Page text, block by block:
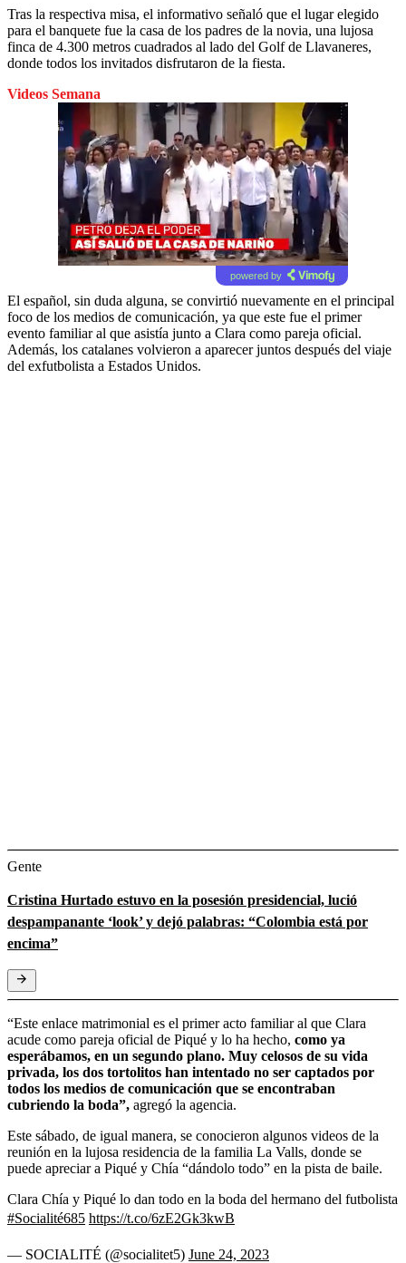
Tras la respectiva misa, el informativo señaló que el lugar elegido
para el banquete fue la casa de los padres de la novia, una lujosa
finca de 4.300 metros cuadrados al lado del Golf de Llavaneres,
donde todos los invitados disfrutaron de la fiesta.
Videos Semana
powered by
El español, sin duda alguna, se convirtió nuevamente en el principal
foco de los medios de comunicación, ya que este fue el primer
evento familiar al que asistía junto a Clara como pareja oficial.
Además, los catalanes volvieron a aparecer juntos después del viaje
del exfutbolista a Estados Unidos.
Gente
Cristina Hurtado estuvo en la posesión presidencial, lució
despampanante ‘look’ y dejó palabras: “Colombia está por
encima”
“Este enlace matrimonial es el primer acto familiar al que Clara
acude como pareja oficial de Piqué y lo ha hecho, como ya
esperábamos, en un segundo plano. Muy celosos de su vida
privada, los dos tortolitos han intentado no ser captados por
todos los medios de comunicación que se encontraban
cubriendo la boda”, agregó la agencia.
Este sábado, de igual manera, se conocieron algunos videos de la
reunión en la lujosa residencia de la familia La Valls, donde se
puede apreciar a Piqué y Chía “dándolo todo” en la pista de baile.
Clara Chía y Piqué lo dan todo en la boda del hermano del futbolista
#Socialité685 https://t.co/6zE2Gk3kwB
— SOCIALITÉ (@socialitet5) June 24, 2023